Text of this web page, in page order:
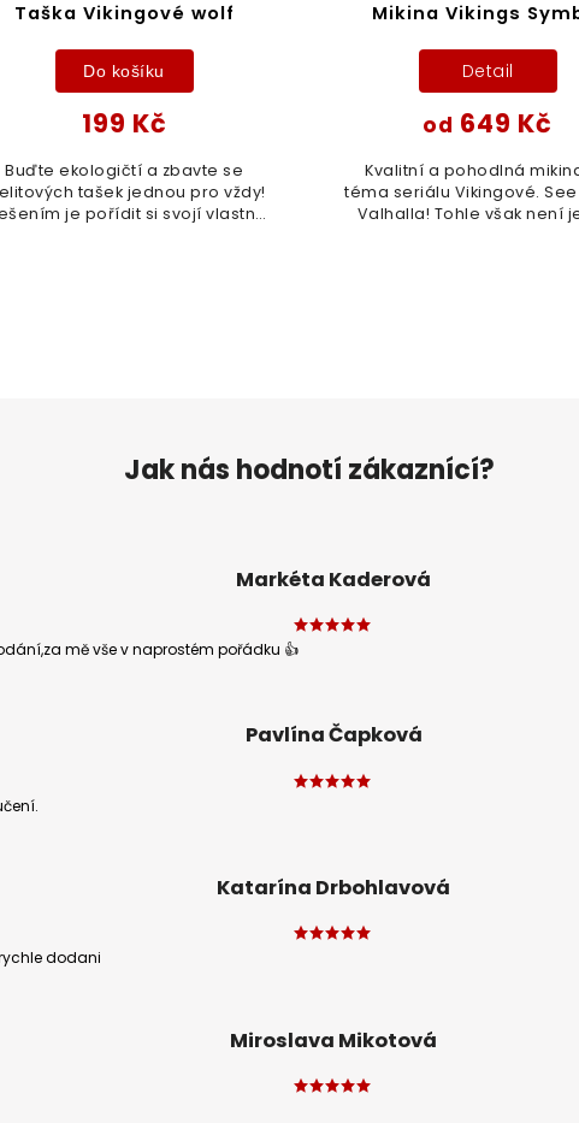
Taška Vikingové wolf
199 Kč
Do košíku
Buďte ekologičtí a zbavte se
tašek jednou pro vždy!
je pořídit si svojí vlastní
Mikina Vikings
od 649 Kč
Detail
Kvalitní a pohodlná
téma seriálu Vikingové.
Valhalla! Tohle však není
Jak nás hodnotí zákaznící?
Markéta Kaderová
mě vše v naprostém pořádku 👍
Pavlína Čapková
Katarína Drbohlavová
dodani
Miroslava Mikotová